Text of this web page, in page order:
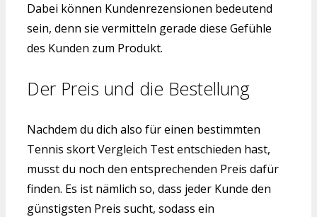
Dabei können Kundenrezensionen bedeutend
sein, denn sie vermitteln gerade diese Gefühle
des Kunden zum Produkt.
Der Preis und die Bestellung
Nachdem du dich also für einen bestimmten
Tennis skort Vergleich Test entschieden hast,
musst du noch den entsprechenden Preis dafür
finden. Es ist nämlich so, dass jeder Kunde den
günstigsten Preis sucht, sodass ein